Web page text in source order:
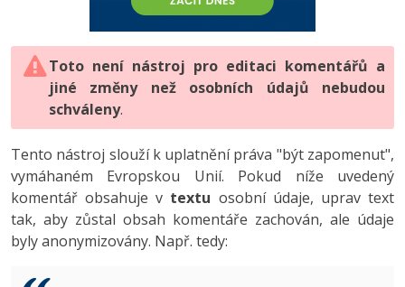
HTML5, CSS3, Bootstrap, SEO
SQL a databáze
Testování a verzování
UML a návrhové vzory
React
Spring
PHP
JavaScript
Python
HTML / CSS
UML a návrhové vzory
MySQL/MariaDB
Vývojář mobilních aplikací
C# Game developer
Tester
Systémový administrátor
-80%
JavaScript -80%
PHP -80%
Swift -80%
Kotlin -80%
Digitální gramotnost
Marketing
WordPress
SEO
UX
Business
-80%
Adobe Illustrator -80%
Adobe Lightroom
Adobe XD
Adobe InDesign -25%
Adobe After Effects
Toto není nástroj pro editaci komentářů a
jiné změny než osobních údajů nebudou
schváleny.
Tento nástroj slouží k uplatnění práva "být zapomenut",
vymáhaném Evropskou Unií. Pokud níže uvedený
komentář obsahuje v textu osobní údaje, uprav text
tak, aby zůstal obsah komentáře zachován, ale údaje
byly anonymizovány. Např. tedy: